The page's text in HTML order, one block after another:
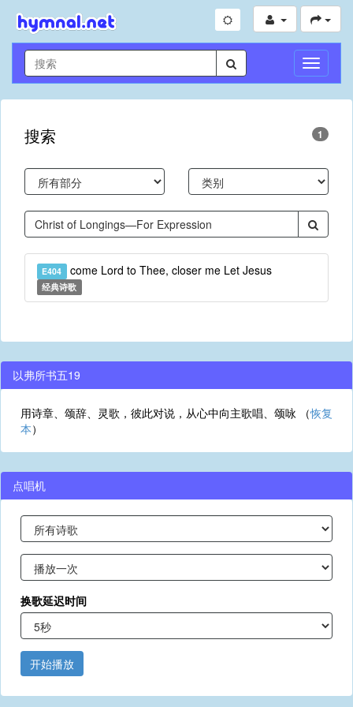
切
换
导
搜索 1
E404 come Lord to Thee, closer me Let Jesus
经典诗歌
以弗所书五19
用诗章、颂辞、灵歌，彼此对说，从心中向主歌唱、颂咏 （恢复
本）
点唱机
换歌延迟时间
开始播放